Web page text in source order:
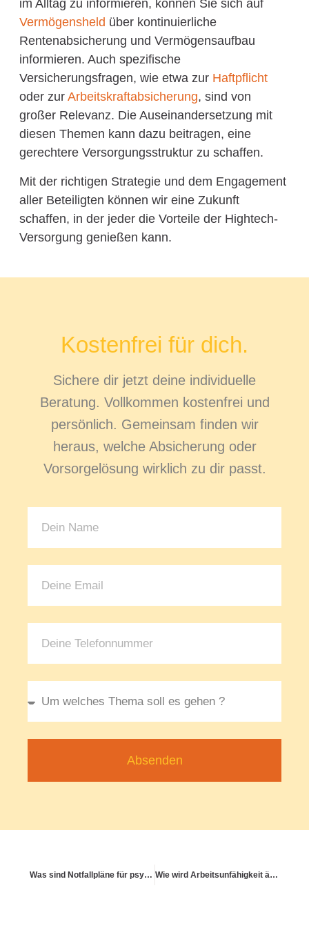
im Alltag zu informieren, können Sie sich auf
Vermögensheld über kontinuierliche
Rentenabsicherung und Vermögensaufbau
informieren. Auch spezifische
Versicherungsfragen, wie etwa zur Haftpflicht
oder zur Arbeitskraftabsicherung, sind von
großer Relevanz. Die Auseinandersetzung mit
diesen Themen kann dazu beitragen, eine
gerechtere Versorgungsstruktur zu schaffen.
Mit der richtigen Strategie und dem Engagement
aller Beteiligten können wir eine Zukunft
schaffen, in der jeder die Vorteile der Hightech-
Versorgung genießen kann.
Kostenfrei für dich.
Sichere dir jetzt deine individuelle
Beratung. Vollkommen kostenfrei und
persönlich. Gemeinsam finden wir
heraus, welche Absicherung oder
Vorsorgelösung wirklich zu dir passt.
Absenden
Was sind Notfallpläne für psychische Krisen? Wie wird Arbeitsunfähigkeit ärztlich festgestellt?